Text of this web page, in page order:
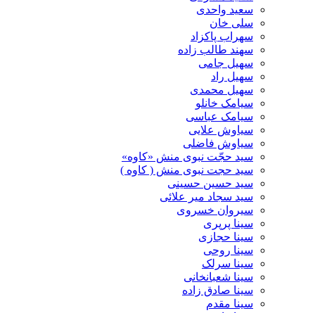
سعید واحدی
سلی خان
سهراب پاکزاد
سهند طالب زاده
سهیل جامی
سهیل راد
سهیل محمدی
سیامک خانلو
سیامک عباسی
سیاوش علایی
سیاوش فاضلی
سید حجّت نبوی منش «کاوه»
سید حجت نبوی منش ( کاوه )
سید حسین حسینى
سید سجاد میر علائی
سیروان خسروی
سینا پرپری
سینا حجازی
سینا روحی
سینا سرلک
سینا شعبانخانی
سینا صادق زاده
سینا مقدم